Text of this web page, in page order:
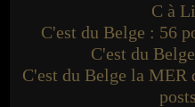
C à
C'est du Belge : 56
C'est du
C'est du Belge la MER